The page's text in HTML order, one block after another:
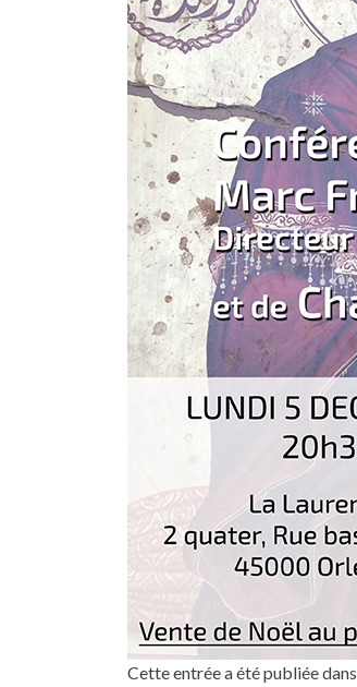
Cette entrée a été publiée dans